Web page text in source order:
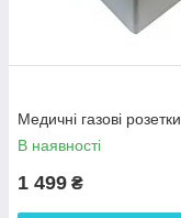
Медичні газові розетки
В наявності
1 499 ₴